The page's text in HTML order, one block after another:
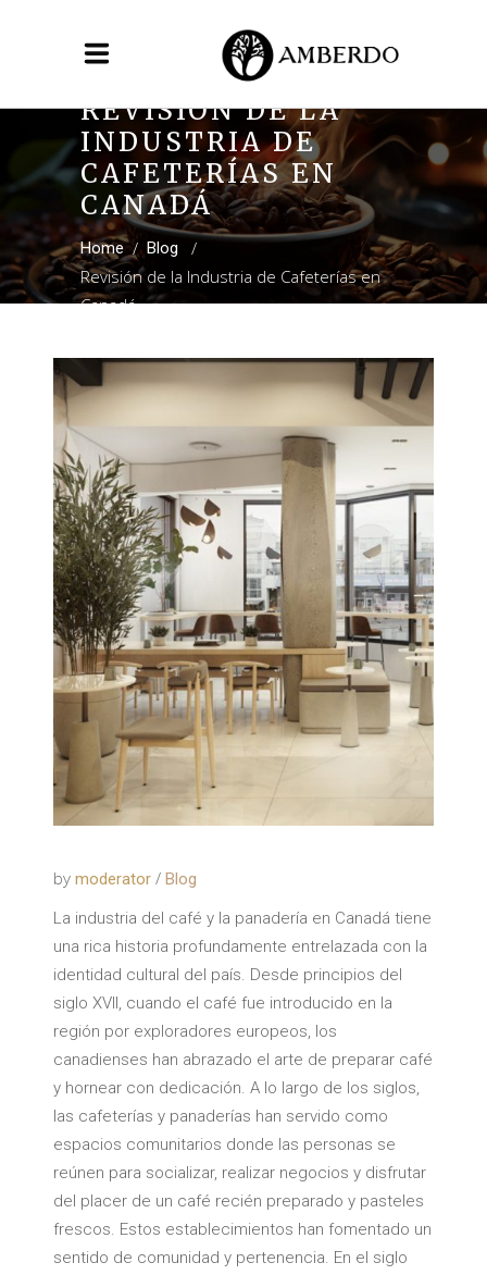
REVISIÓN DE LA
INDUSTRIA DE
CAFETERÍAS EN
CANADÁ
Home/ Blog
/
Revisión de la Industria de Cafeterías en
Canadá
by moderator
Blog
La industria del café y la panadería en Canadá tiene
una rica historia profundamente entrelazada con la
identidad cultural del país. Desde principios del
siglo XVII, cuando el café fue introducido en la
región por exploradores europeos, los
canadienses han abrazado el arte de preparar café
y hornear con dedicación. A lo largo de los siglos,
las cafeterías y panaderías han servido como
espacios comunitarios donde las personas se
reúnen para socializar, realizar negocios y disfrutar
del placer de un café recién preparado y pasteles
frescos. Estos establecimientos han fomentado un
sentido de comunidad y pertenencia. En el siglo